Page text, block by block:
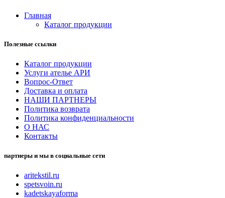
Главная
Каталог продукции
Полезные ссылки
Каталог продукции
Услуги ателье АРИ
Вопрос-Ответ
Доставка и оплата
НАШИ ПАРТНЕРЫ
Политика возврата
Политика конфиденциальности
О НАС
Контакты
партнеры и мы в социальные сети
aritekstil.ru
spetsvoin.ru
kadetskayaforma